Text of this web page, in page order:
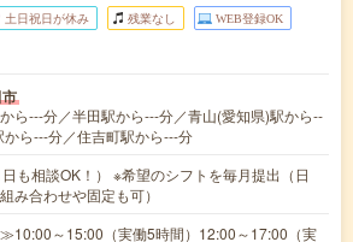
土日祝日が休み 残業なし WEB登録OK
ら---分／半田駅から---分／青山(愛知県)駅から--
から---分／住吉町駅から---分
も相談OK！） ※希望のシフトを毎月提出（日
み合わせや固定も可）
～15:00（実働5時間）12:00～17:00（実